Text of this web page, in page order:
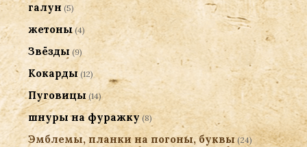
галун (5)
жетоны (4)
Звёзды (9)
Кокарды (12)
Пуговицы (14)
шнуры на фуражку (8)
Эмблемы, планки на погоны, буквы (24)